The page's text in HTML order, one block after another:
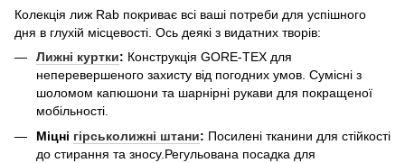
Колекція лиж Rab покриває всі ваші потреби для успішного
дня в глухій місцевості. Ось деякі з видатних творів:
Лижні куртки: Конструкція GORE-TEX для
неперевершеного захисту від погодних умов. Сумісні з
шоломом капюшони та шарнірні рукави для покращеної
мобільності.
Міцні гірськолижні штани: Посилені тканини для стійкості
до стирання та зносу.Регульована посадка для